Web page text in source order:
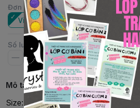
Đơn vị:
Viên
Số lượng
Mô tả chi tiết
Size: 8mm